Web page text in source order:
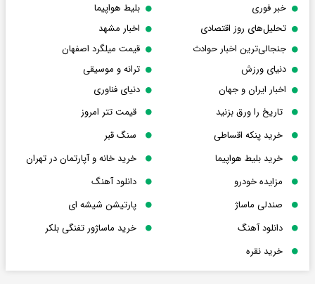
خبر فوری
بلیط هواپیما
تحلیل‌های روز اقتصادی
اخبار مشهد
جنجالی‌ترین اخبار حوادث
قیمت میلگرد اصفهان
دنیای ورزش
ترانه و موسیقی
اخبار ایران و جهان
دنیای فناوری
تاریخ را ورق بزنید
قیمت تتر امروز
خرید پنکه اقساطی
سنگ قبر
خرید بلیط هواپیما
خرید خانه و آپارتمان در تهران
مزایده خودرو
دانلود آهنگ
صندلی ماساژ
پارتیشن شیشه ای
دانلود آهنگ
خرید ماساژور تفنگی بلکر
خرید نقره